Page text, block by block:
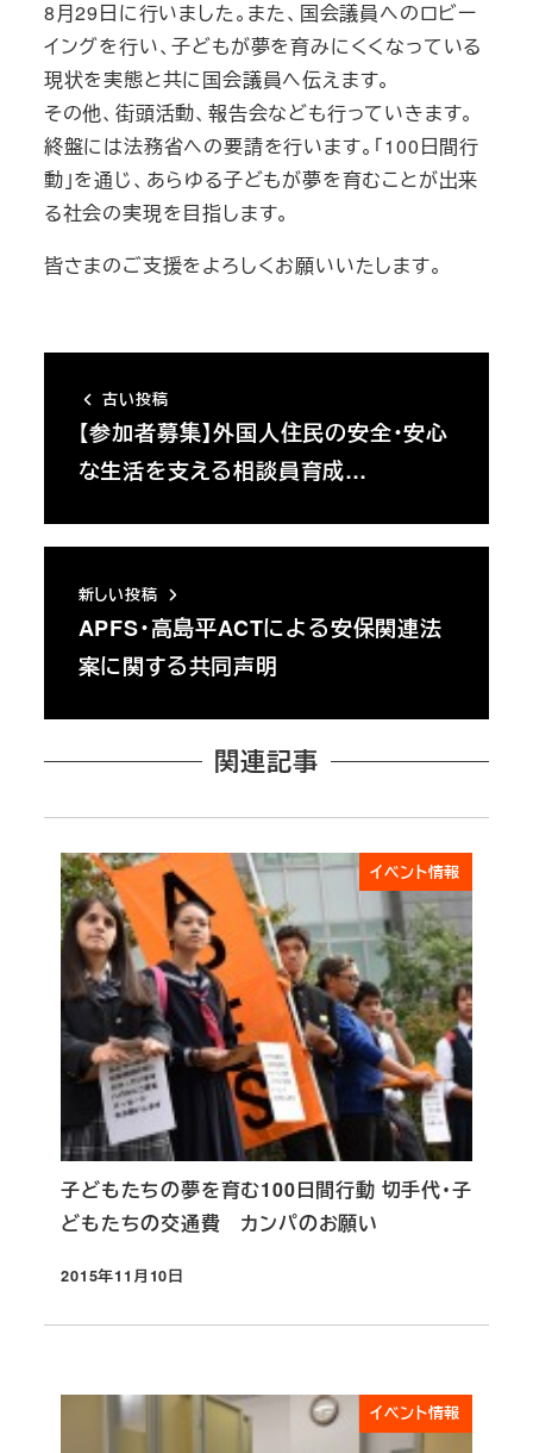
8月29日に行いました。また、国会議員へのロビー
イングを行い、子どもが夢を育みにくくなっている
現状を実態と共に国会議員へ伝えます。
その他、街頭活動、報告会なども行っていきます。
終盤には法務省への要請を行います。「100日間行
動」を通じ、あらゆる子どもが夢を育むことが出来
る社会の実現を目指します。
皆さまのご支援をよろしくお願いいたします。
古い投稿
【参加者募集】外国人住民の安全・安心
な生活を支える相談員育成…
新しい投稿
APFS・高島平ACTによる安保関連法
案に関する共同声明
関連記事
イベント情報
子どもたちの夢を育む100日間行動 切手代・子
どもたちの交通費 カンパのお願い
投稿日
2015年11月10日
イベント情報